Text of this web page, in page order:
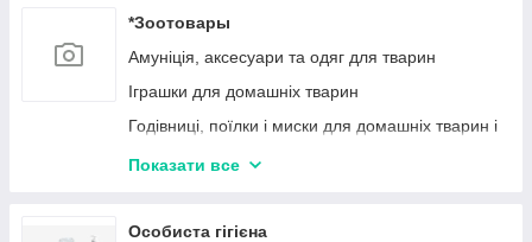
*Зоотовары
Амуніція, аксесуари та одяг для тварин
Іграшки для домашніх тварин
Годівниці, поїлки і миски для домашніх тварин і
Показати все
Особиста гігієна